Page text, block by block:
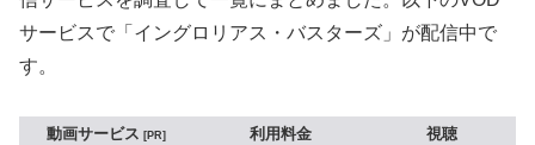
サービスで「イングロリアス・バスターズ」が配信中で
す。
動画サービス PR 利用料金
視聴